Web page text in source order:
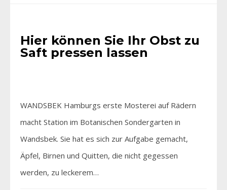
Hier können Sie Ihr Obst zu
Saft pressen lassen
WANDSBEK Hamburgs erste Mosterei auf Rädern
macht Station im Botanischen Sondergarten in
Wandsbek. Sie hat es sich zur Aufgabe gemacht,
Äpfel, Birnen und Quitten, die nicht gegessen
werden, zu leckerem…